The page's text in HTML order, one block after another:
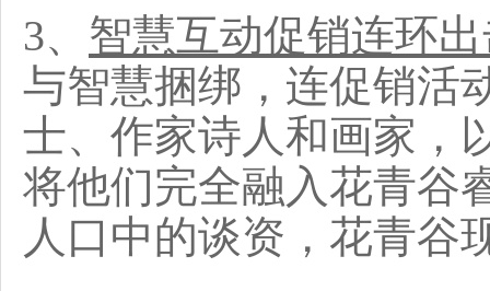
3、 智慧互动促销连环
与智慧捆绑，连促销活
士、作家诗人和画家，
将他们完全融入花青谷
人口中的谈资，花青谷